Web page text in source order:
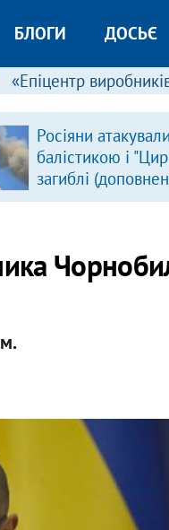
БЛОГИ ДОСЬЄ
«Епіцентр
Росіяни
балістикою і
загиблі